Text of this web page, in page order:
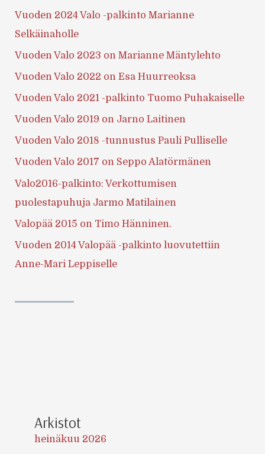
Vuoden 2024 Valo -palkinto Marianne
Selkäinaholle
Vuoden Valo 2023 on Marianne Mäntylehto
Vuoden Valo 2022 on Esa Huurreoksa
Vuoden Valo 2021 -palkinto Tuomo Puhakaiselle
Vuoden Valo 2019 on Jarno Laitinen
Vuoden Valo 2018 -tunnustus Pauli Pulliselle
Vuoden Valo 2017 on Seppo Alatörmänen
Valo2016-palkinto: Verkottumisen
puolestapuhuja Jarmo Matilainen
Valopää 2015 on Timo Hänninen.
Vuoden 2014 Valopää -palkinto luovutettiin
Anne-Mari Leppiselle
Arkistot
heinäkuu 2026